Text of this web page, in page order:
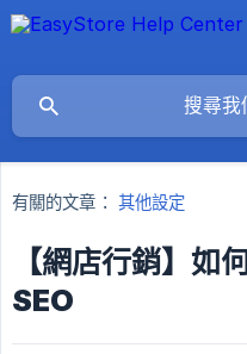
有關的文章： 其他設定
【網店行銷】如
SEO